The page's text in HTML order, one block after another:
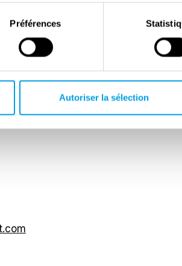
Préférences
Autoriser la sélection